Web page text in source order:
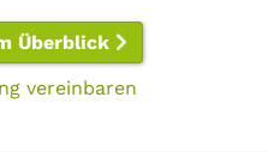
Überblick
vereinbaren